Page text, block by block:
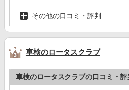
その他の口コミ・評判
車検のロータスクラブ
車検のロータスクラブの口コミ・評